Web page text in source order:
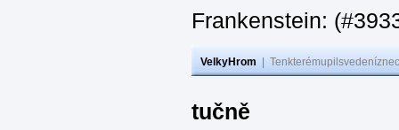
Frankenstein:
VelkyHrom
tučně